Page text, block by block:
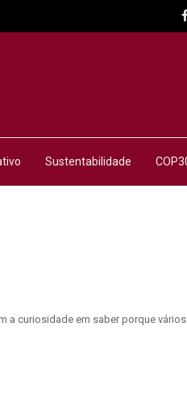
Sustentabilidade
a curiosidade em saber porque